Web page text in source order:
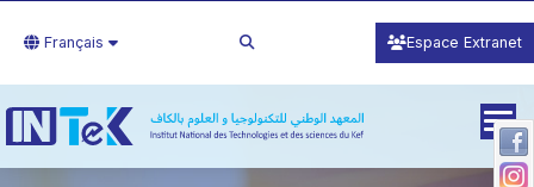
Français Espace Extranet